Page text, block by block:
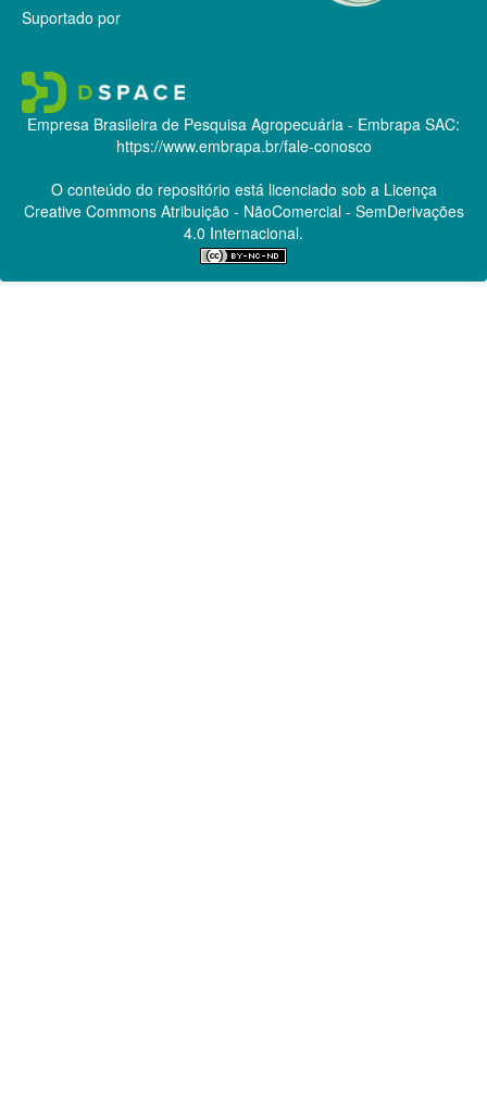
Suportado por
Empresa Brasileira de Pesquisa Agropecuária - Embrapa SAC:
https://www.embrapa.br/fale-conosco
O conteúdo do repositório está licenciado sob a Licença
Creative CommonsAtribuição - NãoComercial - SemDerivações
4.0 Internacional.